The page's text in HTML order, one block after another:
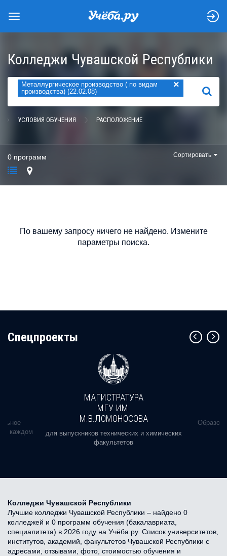
Колледжи Чувашской Республики
Металлургическое производство ( по видам
производства) (22.02.08)
×
НАЙТИ
УСЛОВИЯ ОБУЧЕНИЯ РАСПОЛОЖЕНИЕ
0 программ Сортировать
По вашему запросу ничего не найдено. Измените
параметры поиска.
Cпецпроекты
в каждом
МАГИСТРАТУРА
МГУ ИМ.
М.В.ЛОМОНОСОВА
для выпускников технических и химических
факультетов
Колледжи Чувашской Республики
Лучшие колледжи Чувашской Республики – найдено 0
колледжей и 0 программ обучения (бакалавриата,
специалитета) в 2026 году на Учёба.ру. Список университетов,
институтов, академий, факультетов Чувашской Республики с
адресами, отзывами, фото, стоимостью обучения и